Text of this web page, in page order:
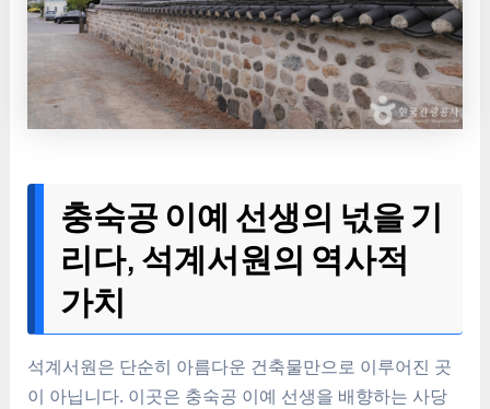
충숙공 이예 선생의 넋을 기
리다, 석계서원의 역사적
가치
석계서원은 단순히 아름다운 건축물만으로 이루어진 곳
이 아닙니다. 이곳은 충숙공 이예 선생을 배향하는 사당